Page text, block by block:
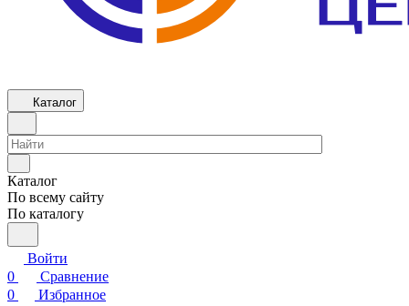
Каталог
Каталог
По всему сайту
По каталогу
Войти
0
Сравнение
0
Избранное